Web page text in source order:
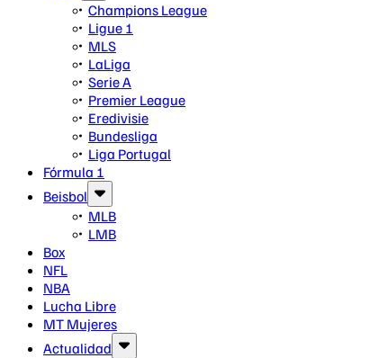
Champions League
Ligue 1
MLS
LaLiga
Serie A
Premier League
Eredivisie
Bundesliga
Liga Portugal
Fórmula 1
Beisbol
MLB
LMB
Box
NFL
NBA
Lucha Libre
MT Mujeres
Actualidad